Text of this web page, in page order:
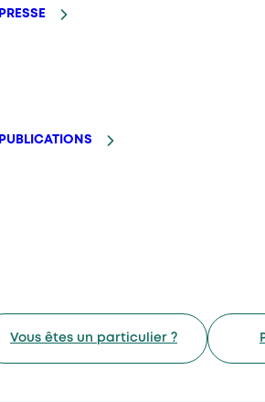
PRESSE
PUBLICATIONS
Vous êtes un particulier ?